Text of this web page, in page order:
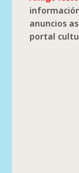
anuncios
portal